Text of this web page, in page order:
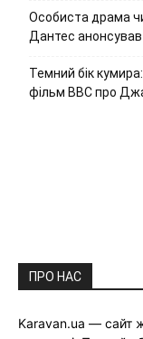
Особиста драма чи
Дантес
Темний бік
фільм ВВС про
ПРО НАС
Karavan.ua — сайт